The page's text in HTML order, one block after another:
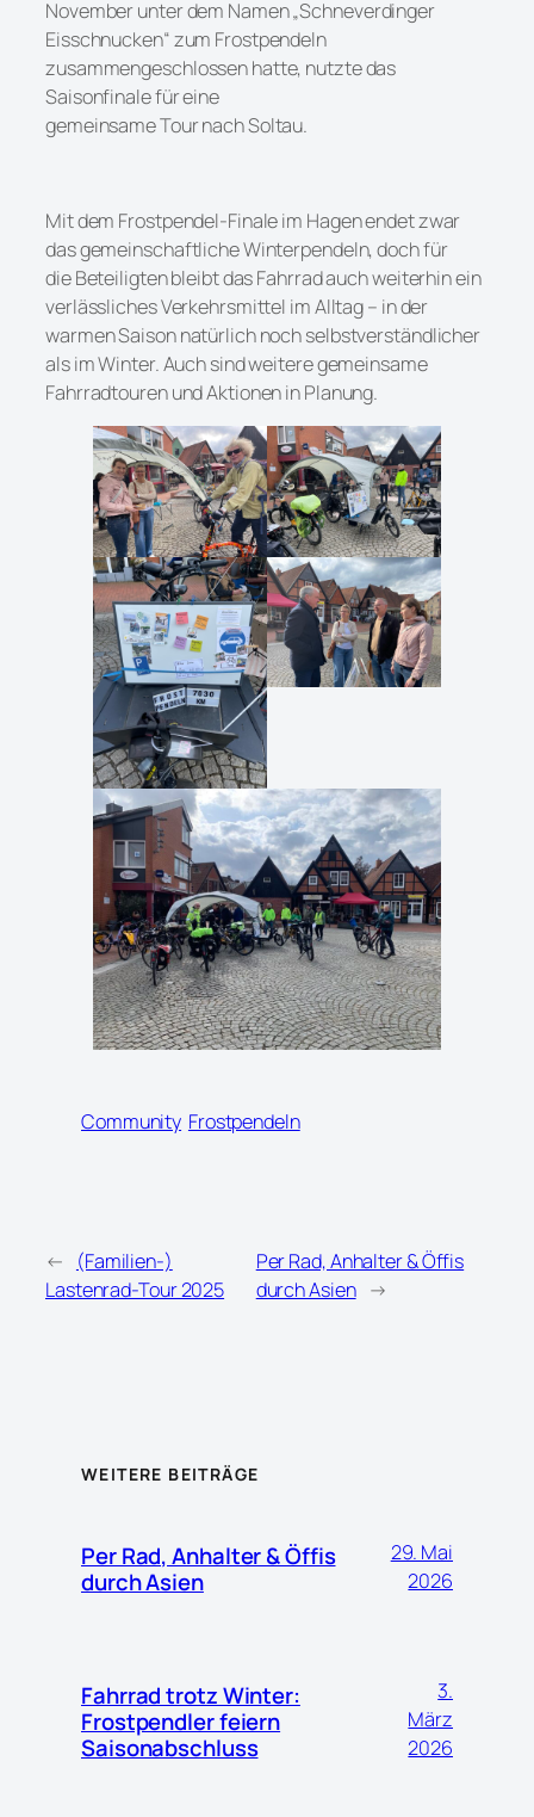
November unter dem Namen „Schneverdinger
Eisschnucken“ zum Frostpendeln
zusammengeschlossen hatte, nutzte das
Saisonfinale für eine
gemeinsame Tour nach Soltau.
Mit dem Frostpendel-Finale im Hagen endet zwar
das gemeinschaftliche Winterpendeln, doch für
die Beteiligten bleibt das Fahrrad auch weiterhin ein
verlässliches Verkehrsmittel im Alltag – in der
warmen Saison natürlich noch selbstverständlicher
als im Winter. Auch sind weitere gemeinsame
Fahrradtouren und Aktionen in Planung.
Community Frostpendeln
←
(Familien-)
Lastenrad-Tour 2025
Per Rad, Anhalter & Öffis
durch Asien →
WEITERE BEITRÄGE
Per Rad, Anhalter & Öffis
durch Asien
29. Mai
2026
Fahrrad trotz Winter:
Frostpendler feiern
Saisonabschluss
3.
März
2026